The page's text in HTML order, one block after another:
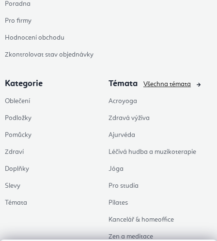
Poradna
Pro firmy
Hodnocení obchodu
Zkontrolovat stav objednávky
Kategorie
Oblečení
Podložky
Pomůcky
Zdraví
Doplňky
Slevy
Témata
Témata
Acroyoga
Zdravá výživa
Ajurvéda
Léčivá hudba a muzikoterapie
Jóga
Pro studia
Pilates
Kancelář & homeoffice
Zen a meditace
Všechna témata